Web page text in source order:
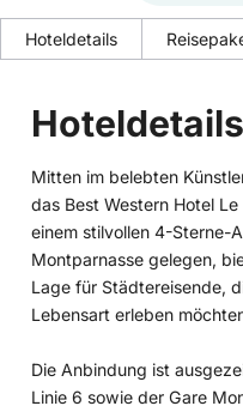
Hoteldetails
Hoteldetails
Mitten im belebten
das Best Western Hotel
einem stilvollen 4-Sterne-
Montparnasse gelegen,
Lage für Städtereisende,
Lebensart erleben
Die Anbindung ist
Linie 6 sowie der Gare